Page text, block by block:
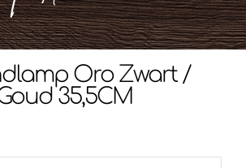
Oro Zwart /
35,5CM